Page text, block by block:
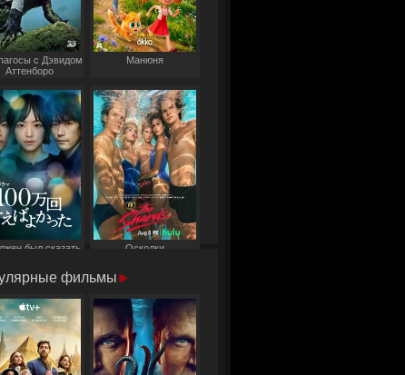
с Дэвидом
Аттенборо
Манюня
был сказать
Осколки
фильмы